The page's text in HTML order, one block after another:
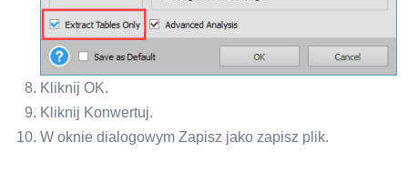
Kliknij OK.
Kliknij Konwertuj.
W oknie dialogowym Zapisz jako zapisz plik.